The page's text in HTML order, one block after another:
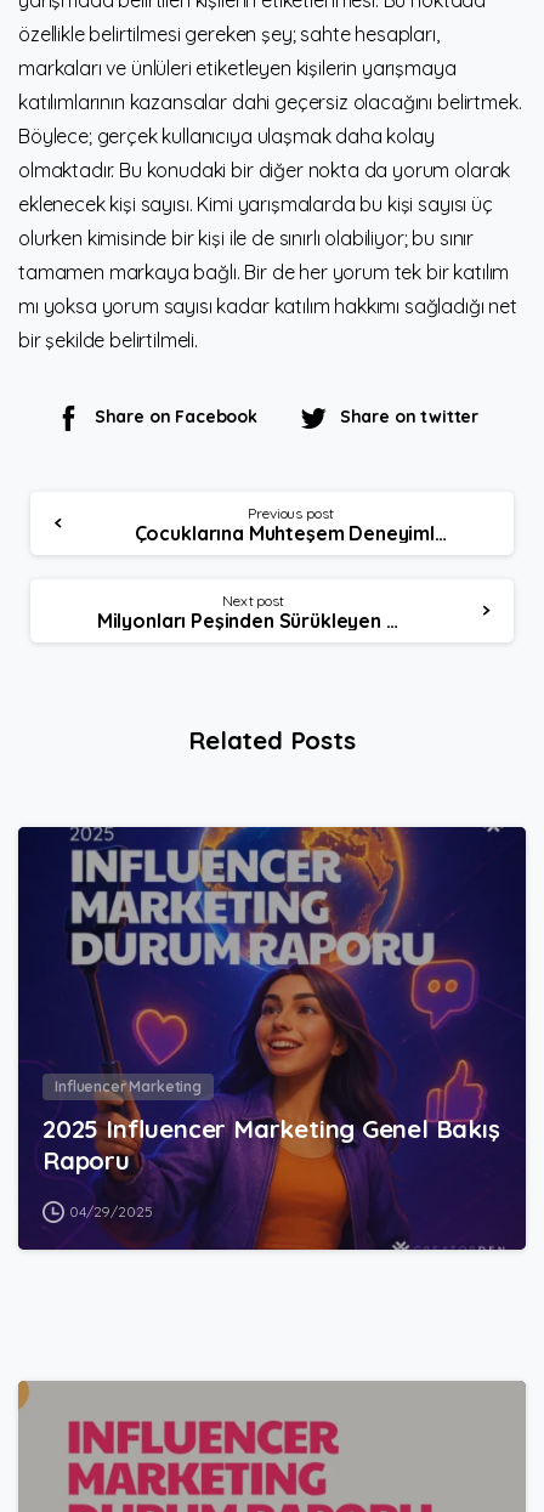
özellikle belirtilmesi gereken şey; sahte hesapları,
markaları ve ünlüleri etiketleyen kişilerin yarışmaya
katılımlarının kazansalar dahi geçersiz olacağını belirtmek.
Böylece; gerçek kullanıcıya ulaşmak daha kolay
olmaktadır. Bu konudaki bir diğer nokta da yorum olarak
eklenecek kişi sayısı. Kimi yarışmalarda bu kişi sayısı üç
olurken kimisinde bir kişi ile de sınırlı olabiliyor; bu sınır
tamamen markaya bağlı. Bir de her yorum tek bir katılım
mı yoksa yorum sayısı kadar katılım hakkımı sağladığı net
bir şekilde belirtilmeli.
Share on Facebook Share on twitter
Reading
Previous post
Çocuklarına Muhteşem Deneyimler Yaşatan Instagram Anneleri
Next post
Milyonları Peşinden Sürükleyen Bu Influencer’lar Da Kim Yahu?
Related Posts
Influencer Marketing
2025 Influencer Marketing Genel Bakış
Raporu
04/29/2025